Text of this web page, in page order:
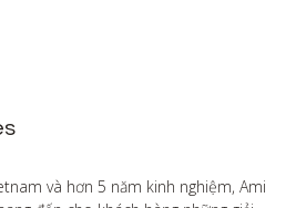
và hơn 5 năm kinh nghiệm, Ami